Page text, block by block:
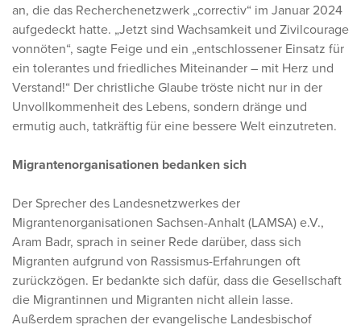
an, die das Recherchenetzwerk „correctiv“ im Januar 2024
aufgedeckt hatte. „Jetzt sind Wachsamkeit und Zivilcourage
vonnöten“, sagte Feige und ein „entschlossener Einsatz für
ein tolerantes und friedliches Miteinander – mit Herz und
Verstand!“ Der christliche Glaube tröste nicht nur in der
Unvollkommenheit des Lebens, sondern dränge und
ermutig auch, tatkräftig für eine bessere Welt einzutreten.
Migrantenorganisationen bedanken sich
Der Sprecher des Landesnetzwerkes der
Migrantenorganisationen Sachsen-Anhalt (LAMSA) e.V.,
Aram Badr, sprach in seiner Rede darüber, dass sich
Migranten aufgrund von Rassismus-Erfahrungen oft
zurückzögen. Er bedankte sich dafür, dass die Gesellschaft
die Migrantinnen und Migranten nicht allein lasse.
Außerdem sprachen der evangelische Landesbischof